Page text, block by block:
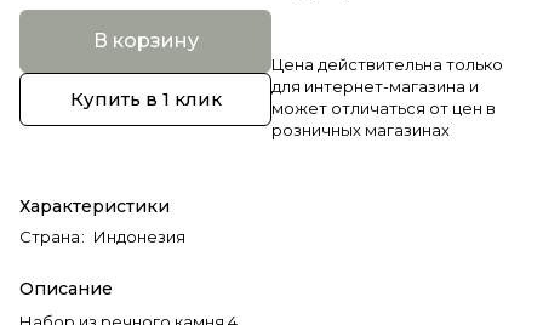
В корзину
Купить в 1 клик
Характеристики
Страна: Индонезия
Описание
Цена действительна только
для интернет-магазина и
может отличаться от цен в
розничных магазинах